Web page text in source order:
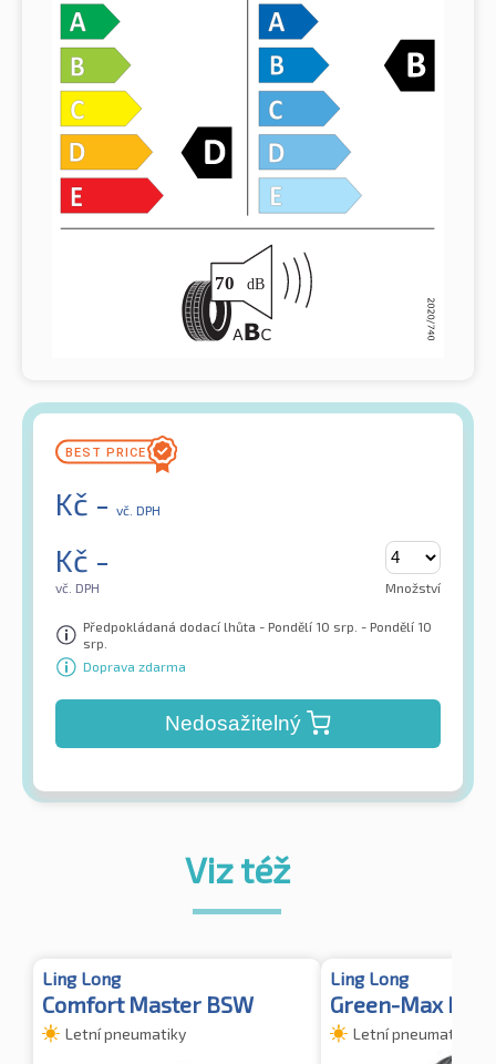
Kč - vč. DPH
Kč -
vč. DPH Množství
Předpokládaná dodací lhůta - Pondělí 10 srp. - Pondělí 10
srp.
Doprava zdarma
Nedosažitelný
Viz též
Ling Long
Comfort Master BSW
Letní pneumatiky
Ling Long
Green-Max
Letní pneumatiky